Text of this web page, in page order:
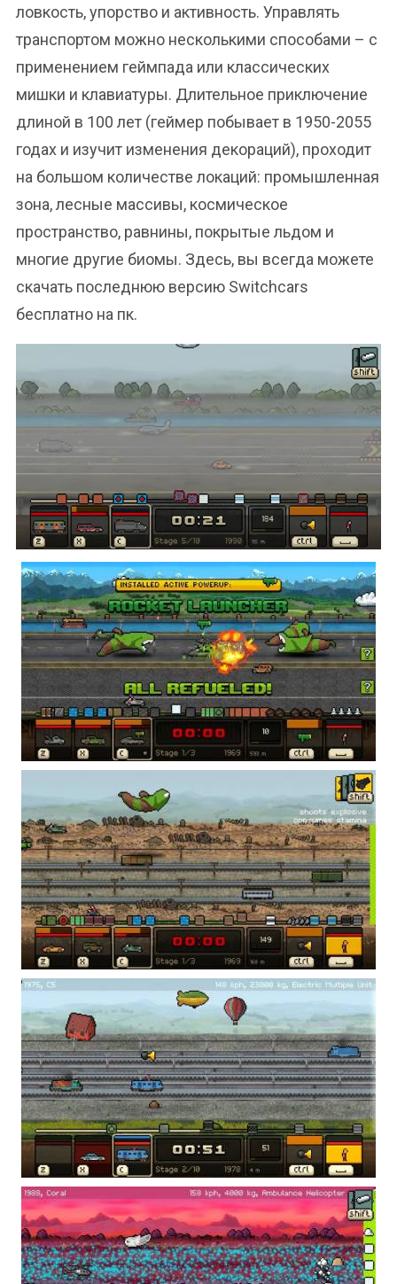
ловкость, упорство и активность. Управлять
транспортом можно несколькими способами – с
применением геймпада или классических
мишки и клавиатуры. Длительное приключение
длиной в 100 лет (геймер побывает в 1950-2055
годах и изучит изменения декораций), проходит
на большом количестве локаций: промышленная
зона, лесные массивы, космическое
пространство, равнины, покрытые льдом и
многие другие биомы. Здесь, вы всегда можете
скачать последнюю версию Switchcars
бесплатно на пк.